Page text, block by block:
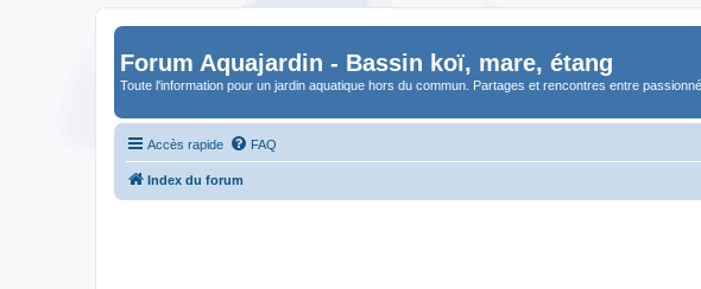
Forum Aquajardin - Bassin koï, mare, étang
Toute l'information pour un jardin aquatique hors du commun. Partages et rencontres entre
Accès rapide FAQ
Index du forum